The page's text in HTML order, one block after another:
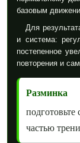
базовым
Для
и система:
постепенное
повторения и
Разминка
частью